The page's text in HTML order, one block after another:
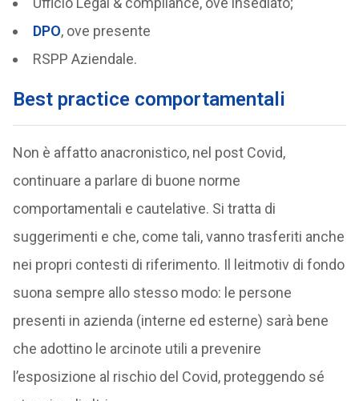
DPO, ove presente
RSPP Aziendale.
Best practice comportamentali
Non è affatto anacronistico, nel post Covid,
continuare a parlare di buone norme
comportamentali e cautelative. Si tratta di
suggerimenti e che, come tali, vanno trasferiti anche
nei propri contesti di riferimento. Il leitmotiv di fondo
suona sempre allo stesso modo: le persone
presenti in azienda (interne ed esterne) sarà bene
che adottino le arcinote utili a prevenire
l’esposizione al rischio del Covid, proteggendo sé